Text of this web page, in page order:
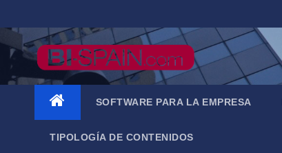
al
contenido
SOFTWARE PARA LA EMPRESA
TIPOLOGÍA DE CONTENIDOS